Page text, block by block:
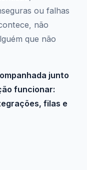
ou falhas
não
que não
junto
funcionar:
filas e